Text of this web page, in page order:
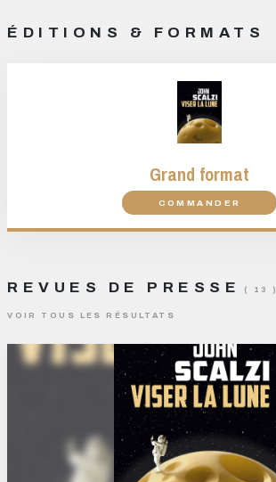
ÉDITIONS & FORMATS
Grand format
COMMANDER
REVUES DE PRESSE ( 13 )
VOIR TOUS LES RÉSULTATS